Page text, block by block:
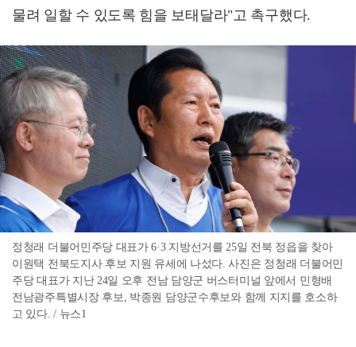
물려 일할 수 있도록 힘을 보태달라"고 촉구했다.
정청래 더불어민주당 대표가 6·3 지방선거를 25일 전북 정읍을 찾아
이원택 전북도지사 후보 지원 유세에 나섰다. 사진은 정청래 더불어민
주당 대표가 지난 24일 오후 전남 담양군 버스터미널 앞에서 민형배
전남광주특별시장 후보, 박종원 담양군수후보와 함께 지지를 호소하
고 있다. / 뉴스1